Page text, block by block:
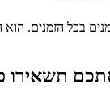
בכל הזמנים.
תשאירו